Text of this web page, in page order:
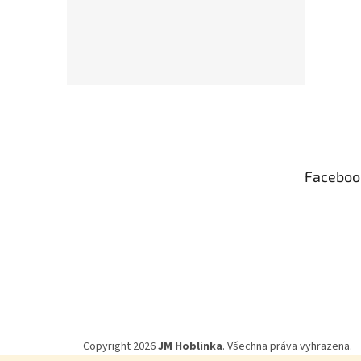
Copyright 2026JM Hoblinka. Všechna práva vyhrazena.